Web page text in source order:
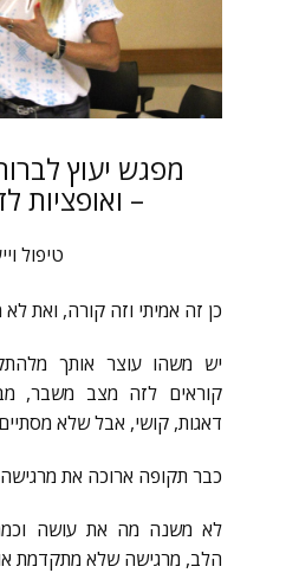
מפגש יעוץ
ואופציות לדרכי ריפוי –
טיפול
כן זה אמיתי וזה קורה, ואת לא
יש משהו עוצר אותך
קוראים לזה מצב משבר,
דאגות, קושי, אבל שלא
כבר תקופה ארוכה את
לא משנה מה את עושה
הלב, מרגישה שלא מתקדמת